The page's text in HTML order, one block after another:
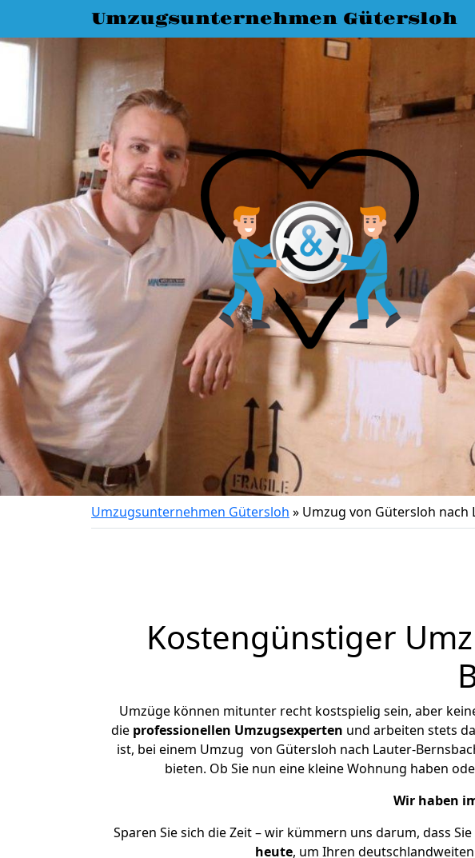
Umzugsunternehmen Gütersloh
Umzugsunternehmen Gütersloh » Umzug von Gütersloh nach
Kostengünstiger
Umzüge können mitunter recht kostspielig sein, aber
die professionellen Umzugsexperten und arbeiten stets
ist, bei einem Umzug von Gütersloh nach Lauter-
bieten. Ob Sie nun eine kleine Wohnung haben
Wir haben
Sparen Sie sich die Zeit – wir kümmern uns darum, dass
heute, um Ihren